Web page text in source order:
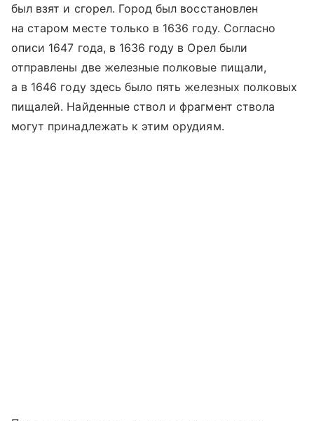
был взят и сгорел. Город был восстановлен
на старом месте только в 1636 году. Согласно
описи 1647 года, в 1636 году в Орел были
отправлены две железные полковые пищали,
а в 1646 году здесь было пять железных полковых
пищалей. Найденные ствол и фрагмент ствола
могут принадлежать к этим орудиям.